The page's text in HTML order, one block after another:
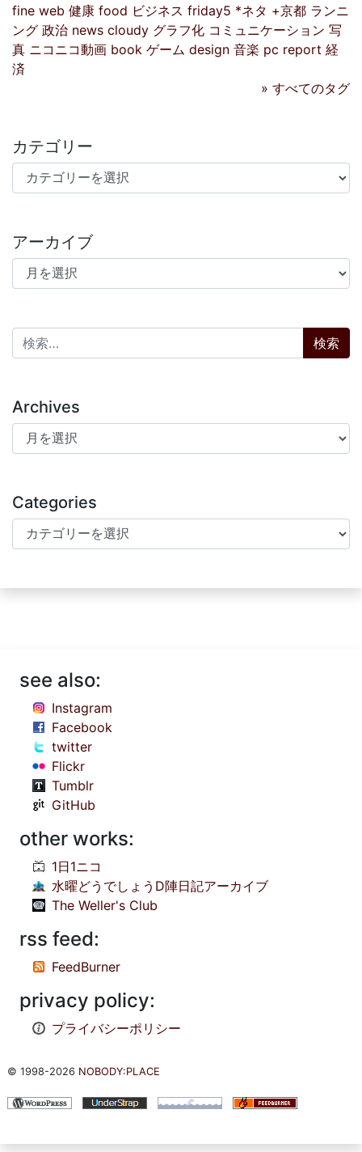
fine web 健康 food ビジネス friday5 *ネタ +京都 ランニ
ング 政治 news cloudy グラフ化 コミュニケーション 写
真 ニコニコ動画 book ゲーム design 音楽 pc report 経
済
» すべてのタグ
カテゴリー
カテゴリー
アーカイブ
アーカイブ
検索:
Archives
Archives
Categories
Categories
see also:
Instagram
Facebook
twitter
Flickr
Tumblr
GitHub
other works:
1日1ニコ
水曜どうでしょうD陣日記アーカイブ
The Weller's Club
rss feed:
FeedBurner
privacy policy:
プライバシーポリシー
© 1998-2026 NOBODY:PLACE